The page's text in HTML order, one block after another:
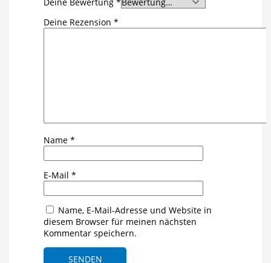
Deine Rezension *
Name *
E-Mail *
Name, E-Mail-Adresse und Website in
diesem Browser für meinen nächsten
Kommentar speichern.